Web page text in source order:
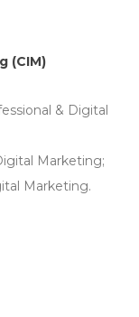
(CIM)
& Digital
Marketing;
Marketing.